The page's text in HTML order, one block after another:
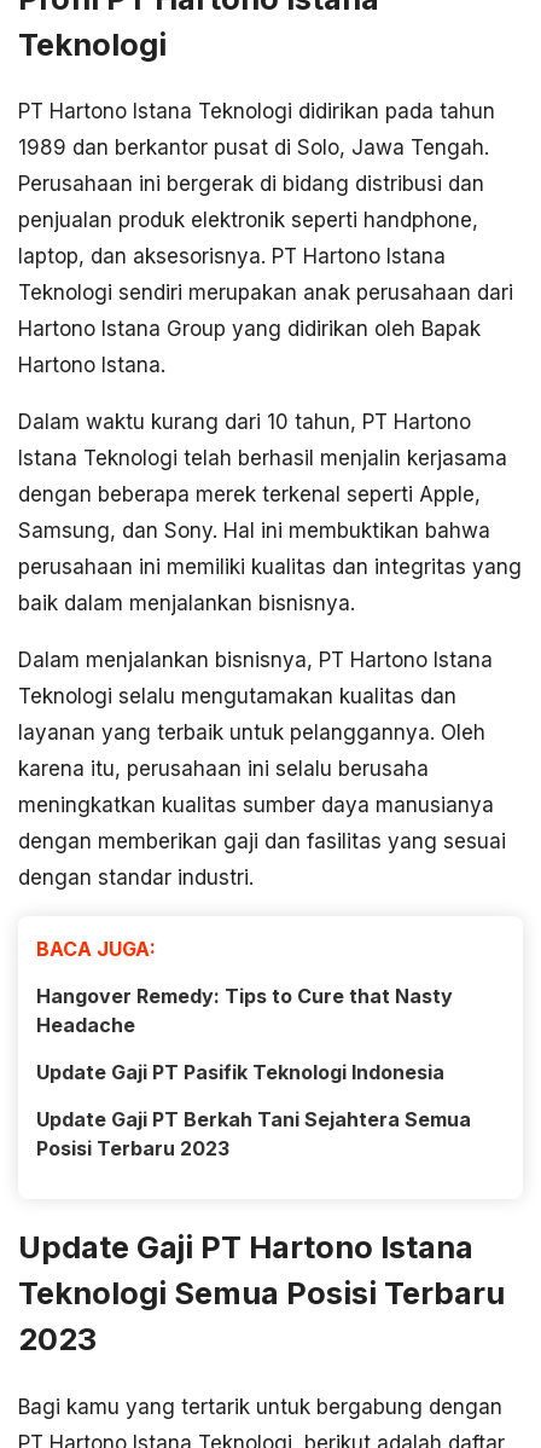
Teknologi
PT Hartono Istana Teknologi didirikan pada tahun
1989 dan berkantor pusat di Solo, Jawa Tengah.
Perusahaan ini bergerak di bidang distribusi dan
penjualan produk elektronik seperti handphone,
laptop, dan aksesorisnya. PT Hartono Istana
Teknologi sendiri merupakan anak perusahaan dari
Hartono Istana Group yang didirikan oleh Bapak
Hartono Istana.
Dalam waktu kurang dari 10 tahun, PT Hartono
Istana Teknologi telah berhasil menjalin kerjasama
dengan beberapa merek terkenal seperti Apple,
Samsung, dan Sony. Hal ini membuktikan bahwa
perusahaan ini memiliki kualitas dan integritas yang
baik dalam menjalankan bisnisnya.
Dalam menjalankan bisnisnya, PT Hartono Istana
Teknologi selalu mengutamakan kualitas dan
layanan yang terbaik untuk pelanggannya. Oleh
karena itu, perusahaan ini selalu berusaha
meningkatkan kualitas sumber daya manusianya
dengan memberikan gaji dan fasilitas yang sesuai
dengan standar industri.
BACA JUGA:
Hangover Remedy: Tips to Cure that Nasty
Headache
Update Gaji PT Pasifik Teknologi Indonesia
Update Gaji PT Berkah Tani Sejahtera Semua
Posisi Terbaru 2023
Update Gaji PT Hartono Istana
Teknologi Semua Posisi Terbaru
2023
Bagi kamu yang tertarik untuk bergabung dengan
PT Hartono Istana Teknologi, berikut adalah daftar